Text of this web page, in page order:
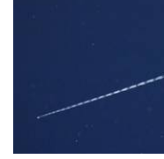
الماء غير